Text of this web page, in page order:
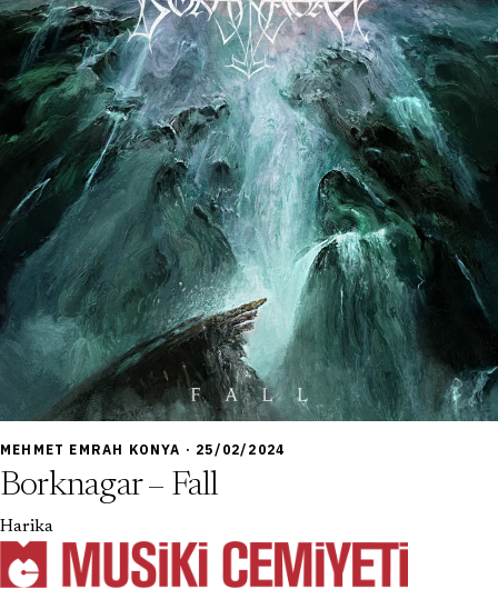
9,0
MEHMET EMRAH KONYA · 25/02/2024
Borknagar – Fall
Harika